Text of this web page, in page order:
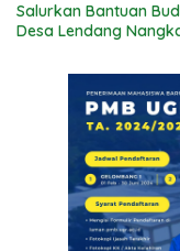
Salurkan Bantuan
Desa Lendang